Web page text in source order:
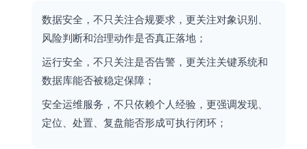
数据安全，不只关注合规要求，更关注对象识别、
风险判断和治理动作是否真正落地；
运行安全，不只关注是否告警，更关注关键系统和
数据库能否被稳定保障；
安全运维服务，不只依赖个人经验，更强调发现、
定位、处置、复盘能否形成可执行闭环；